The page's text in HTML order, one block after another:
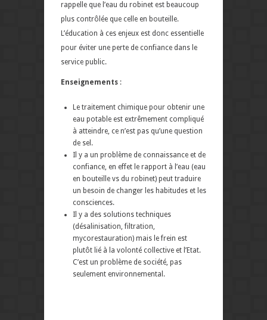
rappelle que l’eau du robinet est beaucoup
plus contrôlée que celle en bouteille.
L’éducation à ces enjeux est donc essentielle
pour éviter une perte de confiance dans le
service public.
Enseignements :
Le traitement chimique pour obtenir une
eau potable est extrêmement compliqué
à atteindre, ce n’est pas qu’une question
de sel.
Il y a un problème de connaissance et de
confiance, en effet le rapport à l’eau (eau
en bouteille vs du robinet) peut traduire
un besoin de changer les habitudes et les
consciences.
Il y a des solutions techniques
(désalinisation, filtration,
mycorestauration) mais le frein est
plutôt lié à la volonté collective et l’Etat.
C’est un problème de société, pas
seulement environnemental.